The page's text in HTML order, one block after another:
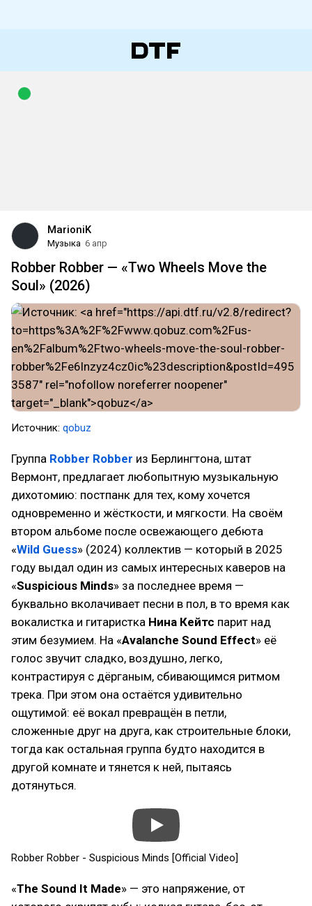
MarioniK
Музыка 6 апр
Robber Robber — «Two Wheels Move the
Soul» (2026)
Источник: qobuz
Группа Robber Robber из Берлингтона, штат
Вермонт, предлагает любопытную музыкальную
дихотомию: постпанк для тех, кому хочется
одновременно и жёсткости, и мягкости. На своём
втором альбоме после освежающего дебюта
«Wild Guess» (2024) коллектив — который в 2025
году выдал один из самых интересных каверов на
«Suspicious Minds» за последнее время —
буквально вколачивает песни в пол, в то время как
вокалистка и гитаристка Нина Кейтс парит над
этим безумием. На «Avalanche Sound Effect» её
голос звучит сладко, воздушно, легко,
контрастируя с дёрганым, сбивающимся ритмом
трека. При этом она остаётся удивительно
ощутимой: её вокал превращён в петли,
сложенные друг на друга, как строительные блоки,
тогда как остальная группа будто находится в
другой комнате и тянется к ней, пытаясь
дотянуться.
Robber Robber - Suspicious Minds [Official Video]
«The Sound It Made» — это напряжение, от